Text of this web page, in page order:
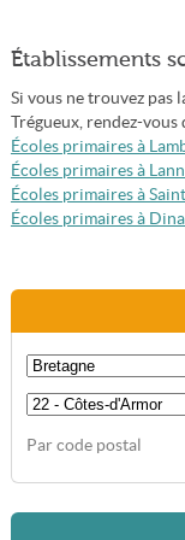
Établissements
Si vous ne trouvez pas
Trégueux, rendez-vous
Écoles primaires à
Écoles primaires à
Écoles primaires à
Écoles primaires à
Par code postal